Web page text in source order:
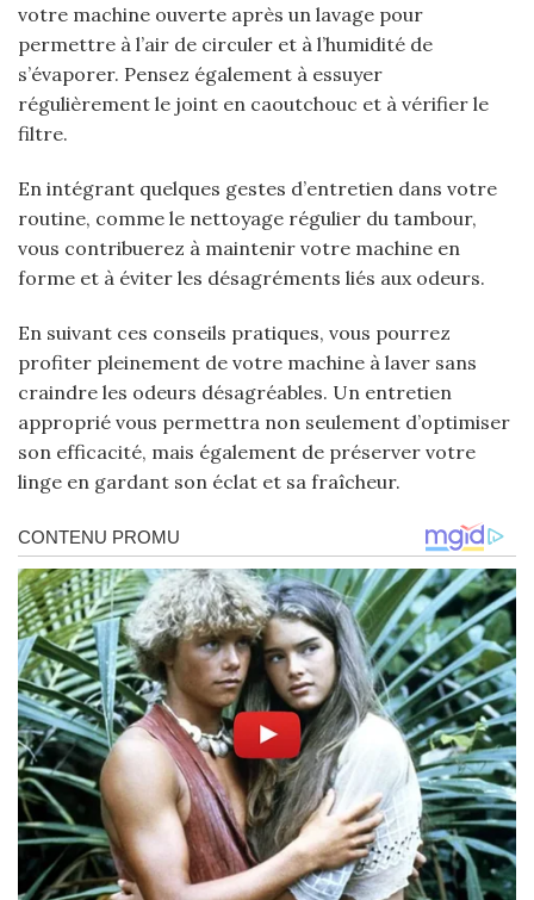
votre machine ouverte après un lavage pour
permettre à l’air de circuler et à l’humidité de
s’évaporer. Pensez également à essuyer
régulièrement le joint en caoutchouc et à vérifier le
filtre.
En intégrant quelques gestes d’entretien dans votre
routine, comme le nettoyage régulier du tambour,
vous contribuerez à maintenir votre machine en
forme et à éviter les désagréments liés aux odeurs.
En suivant ces conseils pratiques, vous pourrez
profiter pleinement de votre machine à laver sans
craindre les odeurs désagréables. Un entretien
approprié vous permettra non seulement d’optimiser
son efficacité, mais également de préserver votre
linge en gardant son éclat et sa fraîcheur.